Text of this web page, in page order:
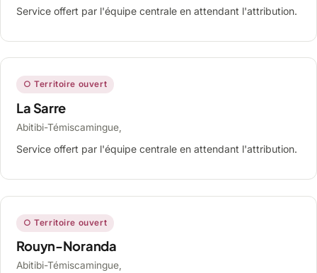
Service offert par l'équipe centrale en attendant l'attribution.
○ Territoire ouvert
La Sarre
Abitibi-Témiscamingue,
Service offert par l'équipe centrale en attendant l'attribution.
○ Territoire ouvert
Rouyn-Noranda
Abitibi-Témiscamingue,